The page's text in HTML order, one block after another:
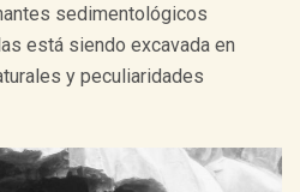
sedimentológicos
está siendo excavada en
y peculiaridades